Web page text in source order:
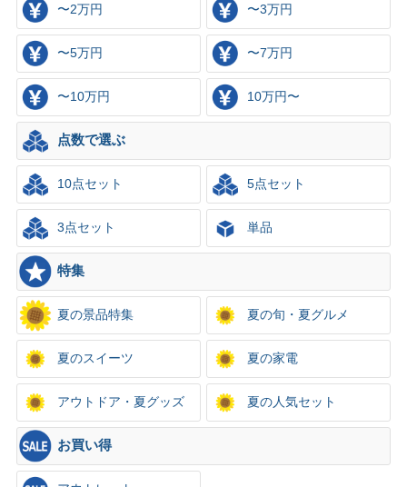
〜2万円 〜3万円
〜5万円 〜7万円
〜10万円 10万円〜
点数で選ぶ
10点セット 5点セット
3点セット 単品
特集
夏の景品特集 夏の旬・夏グルメ
夏のスイーツ 夏の家電
アウトドア・夏グッズ 夏の人気セット
お買い得